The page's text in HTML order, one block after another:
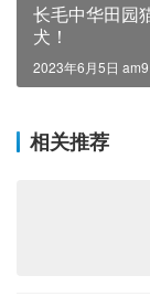
长毛中华田园
犬！
2023年6月5日
相关推荐